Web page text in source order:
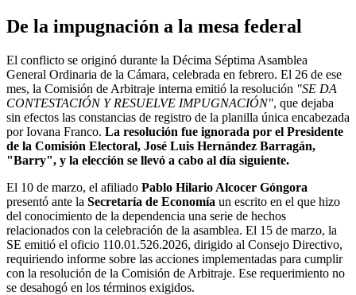
De la impugnación a la mesa federal
El conflicto se originó durante la Décima Séptima Asamblea
General Ordinaria de la Cámara, celebrada en febrero. El 26 de ese
mes, la Comisión de Arbitraje interna emitió la resolución "SE DA
CONTESTACIÓN Y RESUELVE IMPUGNACIÓN", que dejaba
sin efectos las constancias de registro de la planilla única encabezada
por Iovana Franco. La resolución fue ignorada por el Presidente
de la Comisión Electoral, José Luis Hernández Barragán,
"Barry", y la elección se llevó a cabo al día siguiente.
El 10 de marzo, el afiliado Pablo Hilario Alcocer Góngora
presentó ante la Secretaría de Economía un escrito en el que hizo
del conocimiento de la dependencia una serie de hechos
relacionados con la celebración de la asamblea. El 15 de marzo, la
SE emitió el oficio 110.01.526.2026, dirigido al Consejo Directivo,
requiriendo informe sobre las acciones implementadas para cumplir
con la resolución de la Comisión de Arbitraje. Ese requerimiento no
se desahogó en los términos exigidos.